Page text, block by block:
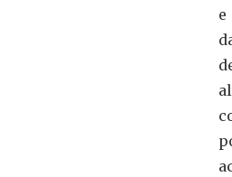
e